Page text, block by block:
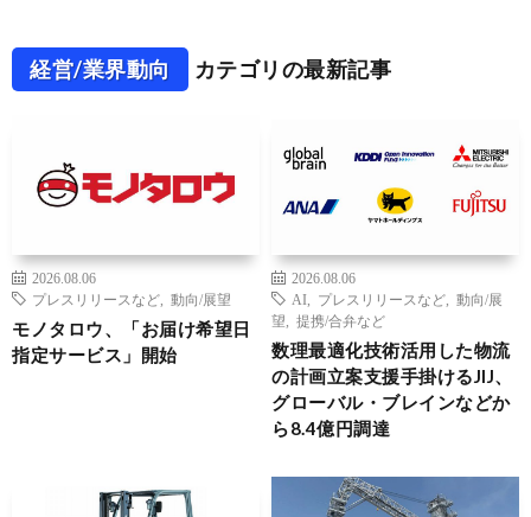
経営/業界動向 カテゴリの最新記事
2026.08.06
プレスリリースなど
動向/展望
モノタロウ、「お届け希望日
指定サービス」開始
2026.08.06
AI
プレスリリースなど
動向/展
望
提携/合弁など
数理最適化技術活用した物流
の計画立案支援手掛けるJIJ、
グローバル・ブレインなどか
ら8.4億円調達